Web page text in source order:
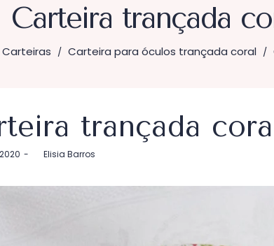
Carteira trançada
Carteiras / Carteira para óculos trançada coral /
trançada
byElisia Barros